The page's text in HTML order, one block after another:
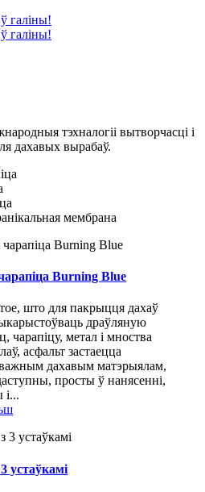
тэхналогіі вытворчасці і
дахавых вырабаў.
мембрана
Burning Blue
што для пакрыцця дахаў
драўляную
чарапіцу, метал і мноства
асфальт застаецца
дахавым матэрыялам,
просты ў нанясенні,
і...
устаўкамі